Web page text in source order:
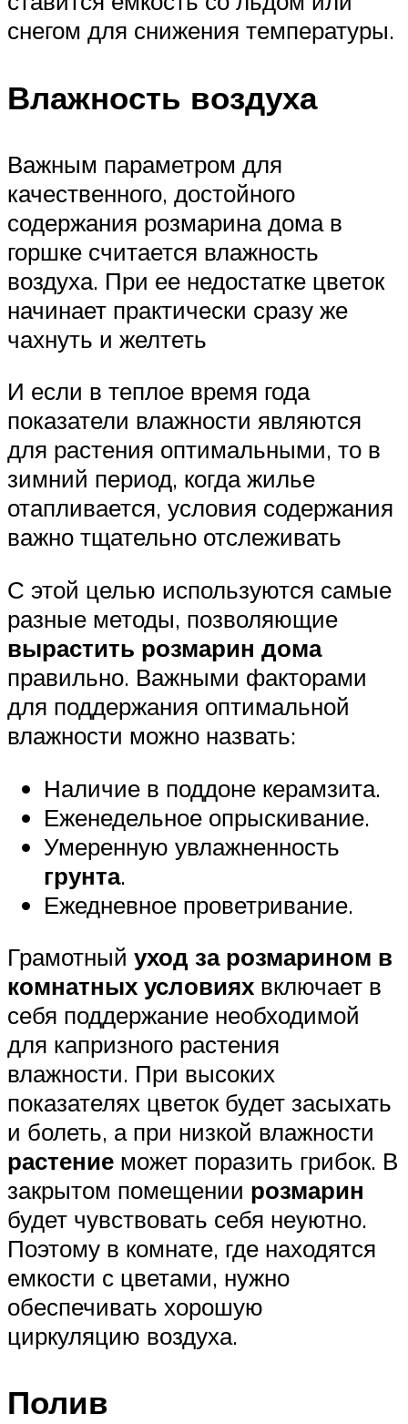
снегом для снижения температуры.
Влажность воздуха
Важным параметром для
качественного, достойного
содержания розмарина дома в
горшке считается влажность
воздуха. При ее недостатке цветок
начинает практически сразу же
чахнуть и желтеть
И если в теплое время года
показатели влажности являются
для растения оптимальными, то в
зимний период, когда жилье
отапливается, условия содержания
важно тщательно отслеживать
С этой целью используются самые
разные методы, позволяющие
вырастить розмарин дома
правильно. Важными факторами
для поддержания оптимальной
влажности можно назвать:
Наличие в поддоне керамзита.
Еженедельное опрыскивание.
Умеренную увлажненность
грунта.
Ежедневное проветривание.
Грамотный уход за розмарином в
комнатных условиях включает в
себя поддержание необходимой
для капризного растения
влажности. При высоких
показателях цветок будет засыхать
и болеть, а при низкой влажности
растение может поразить грибок. В
закрытом помещении розмарин
будет чувствовать себя неуютно.
Поэтому в комнате, где находятся
емкости с цветами, нужно
обеспечивать хорошую
циркуляцию воздуха.
Полив